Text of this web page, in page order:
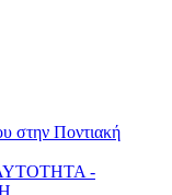
στην Ποντιακή
-